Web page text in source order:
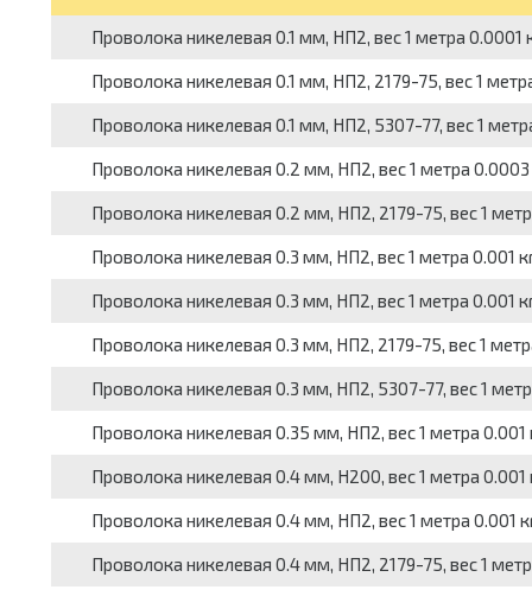
Проволока никелевая 0.1 мм, НП2, вес 1 метра 0.0001
Проволока никелевая 0.1 мм, НП2, 2179-75, вес 1
Проволока никелевая 0.1 мм, НП2, 5307-77, вес 1
Проволока никелевая 0.2 мм, НП2, вес 1 метра 0.0003
Проволока никелевая 0.2 мм, НП2, 2179-75, вес 1
Проволока никелевая 0.3 мм, НП2, вес 1 метра 0.001
Проволока никелевая 0.3 мм, НП2, вес 1 метра 0.001
Проволока никелевая 0.3 мм, НП2, 2179-75, вес 1
Проволока никелевая 0.3 мм, НП2, 5307-77, вес 1
Проволока никелевая 0.35 мм, НП2, вес 1 метра 0.001
Проволока никелевая 0.4 мм, Н200, вес 1 метра 0.001
Проволока никелевая 0.4 мм, НП2, вес 1 метра 0.001
Проволока никелевая 0.4 мм, НП2, 2179-75, вес 1